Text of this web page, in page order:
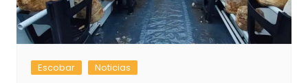
Escobar Noticias